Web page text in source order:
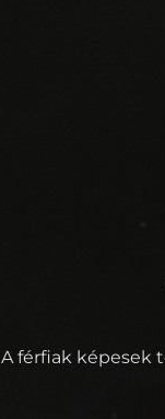
A férfiak képesek